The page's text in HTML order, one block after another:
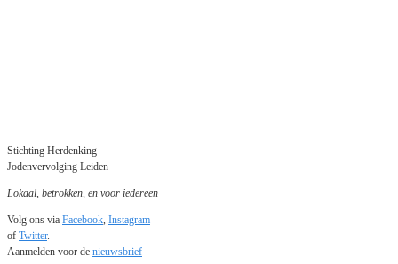
Stichting Herdenking
Jodenvervolging Leiden
Lokaal, betrokken, en voor iedereen
Volg ons via Facebook Instagram
of Twitter.
Aanmelden voor de nieuwsbrief